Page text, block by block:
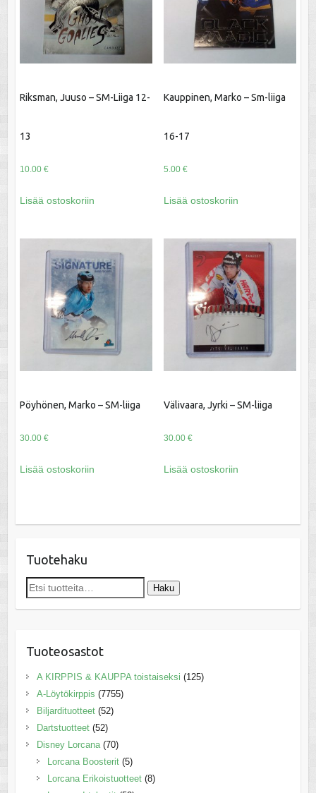
Riksman, Juuso – SM-Liiga 12-
13
10.00 €
Lisää ostoskoriin
Kauppinen, Marko – Sm-liiga
16-17
5.00 €
Lisää ostoskoriin
Pöyhönen, Marko – SM-liiga
30.00 €
Lisää ostoskoriin
Välivaara, Jyrki – SM-liiga
30.00 €
Lisää ostoskoriin
Tuotehaku
Etsi: Haku
Tuoteosastot
A KIRPPIS & KAUPPA toistaiseksi (125)
A-Löytökirppis (7755)
Biljardituotteet (52)
Dartstuotteet (52)
Disney Lorcana (70)
Lorcana Boosterit (5)
Lorcana Erikoistuotteet (8)